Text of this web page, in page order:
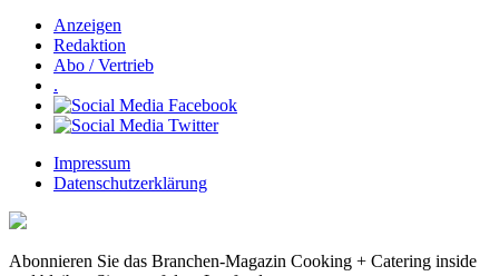
Anzeigen
Redaktion
Abo / Vertrieb
.
Impressum
Datenschutzerklärung
Abonnieren Sie das Branchen-Magazin Cooking + Catering inside